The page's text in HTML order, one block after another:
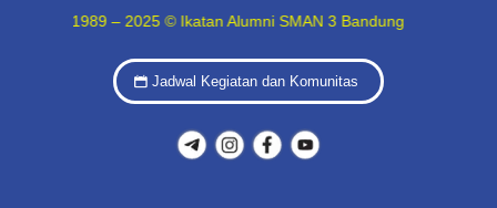
1989 – 2025 © Ikatan Alumni SMAN 3 Bandung
Jadwal Kegiatan dan Komunitas